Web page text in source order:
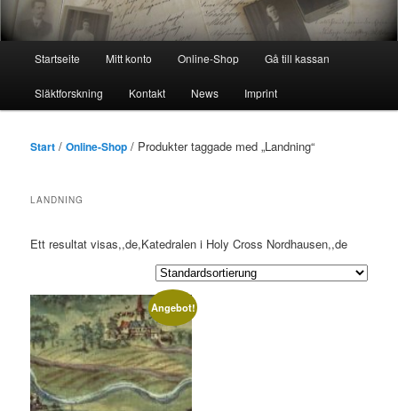
Startseite Mitt konto Online-Shop Gå till kassan
Släktforskning Kontakt News Imprint
Start /Online-Shop / Produkter taggade med „Landning“
LANDNING
Ett resultat visas,,de,Katedralen i Holy Cross Nordhausen,,de
Angebot!